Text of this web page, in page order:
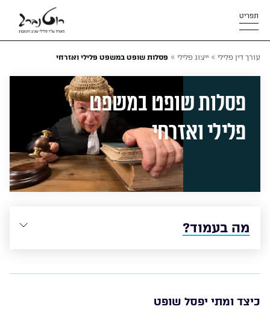
תפריט
עורך דין פלילי » ייצוג פלילי » פסלות שופט במשפט פלילי ואזרחי
פסלות שופט במשפט
פלילי ואזרחי
מה בעמוד?
כיצד ומתי יפסל שופט